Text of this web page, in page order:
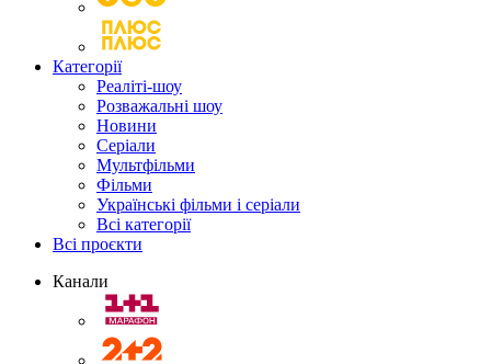
Категорії
Реаліті-шоу
Розважальні шоу
Новини
Серіали
Мультфільми
Фільми
Українські фільми і серіали
Всі категорії
Всі проєкти
Канали